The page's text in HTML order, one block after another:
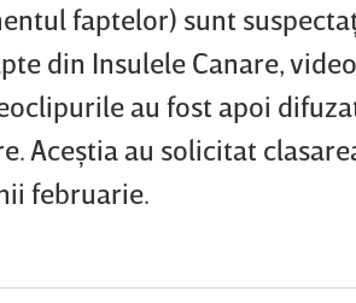
faptelor) sunt
din Insulele Canare,
au fost apoi
Aceştia au solicitat
februarie.